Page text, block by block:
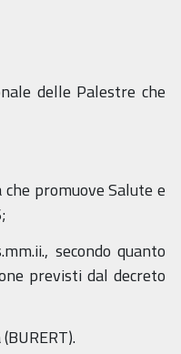
delle Palestre che
promuove Salute e
secondo quanto
previsti dal decreto